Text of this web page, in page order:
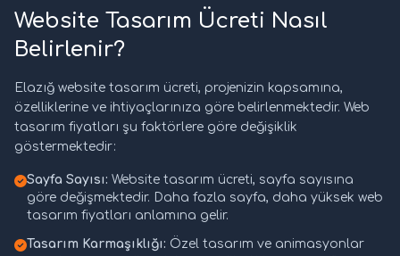
Website Tasarım Ücreti Nasıl
Belirlenir?
Elazığ website tasarım ücreti, projenizin kapsamına,
özelliklerine ve ihtiyaçlarınıza göre belirlenmektedir. Web
tasarım fiyatları şu faktörlere göre değişiklik
göstermektedir:
Sayfa Sayısı: Website tasarım ücreti, sayfa sayısına
göre değişmektedir. Daha fazla sayfa, daha yüksek web
tasarım fiyatları anlamına gelir.
Tasarım Karmaşıklığı: Özel tasarım ve animasyonlar